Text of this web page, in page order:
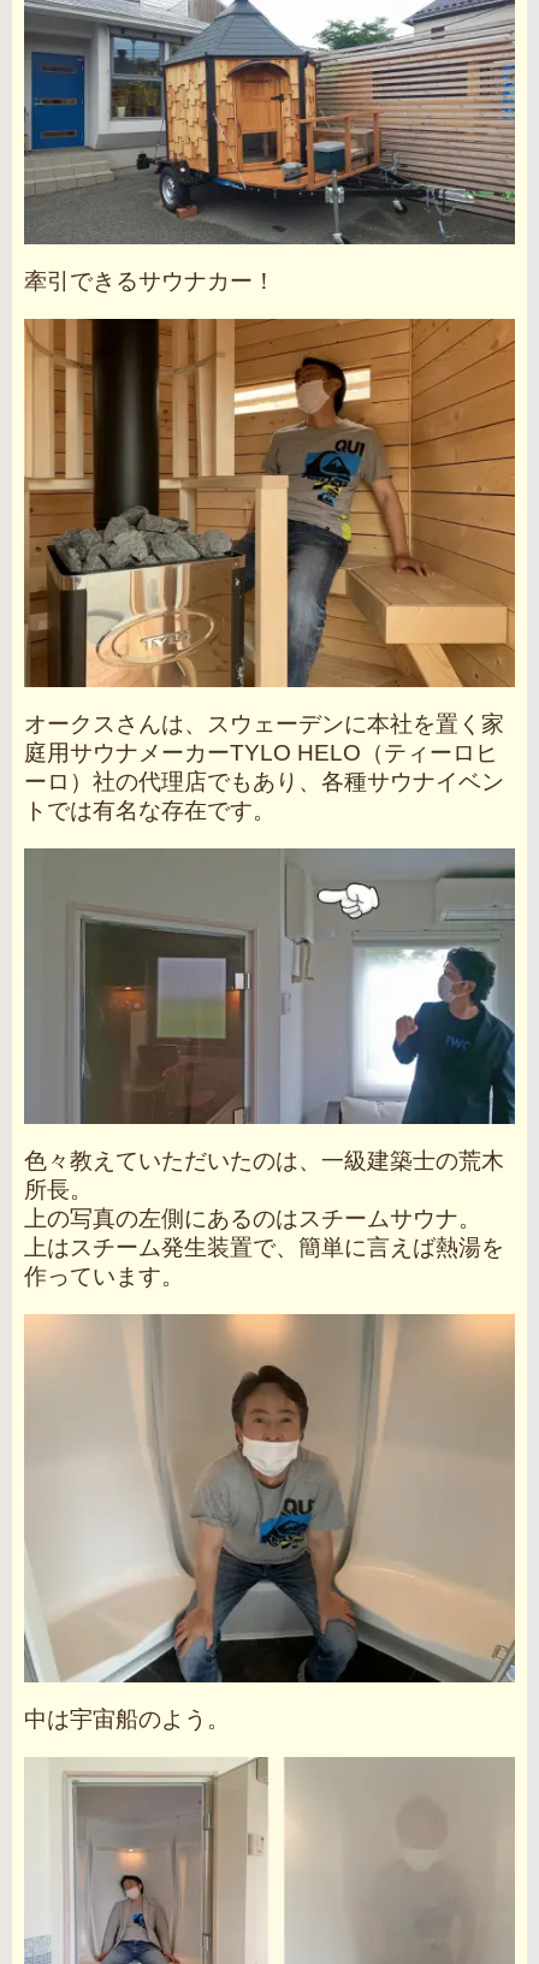
牽引できるサウナカー！
オークスさんは、スウェーデンに本社を置く家
庭用サウナメーカーTYLO HELO（ティーロヒ
ーロ）社の代理店でもあり、各種サウナイベン
トでは有名な存在です。
色々教えていただいたのは、一級建築士の荒木
所長。
上の写真の左側にあるのはスチームサウナ。
上はスチーム発生装置で、簡単に言えば熱湯を
作っています。
中は宇宙船のよう。